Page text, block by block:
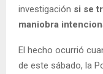
investigación si se
maniobra
El hecho ocurrió
de este sábado, la